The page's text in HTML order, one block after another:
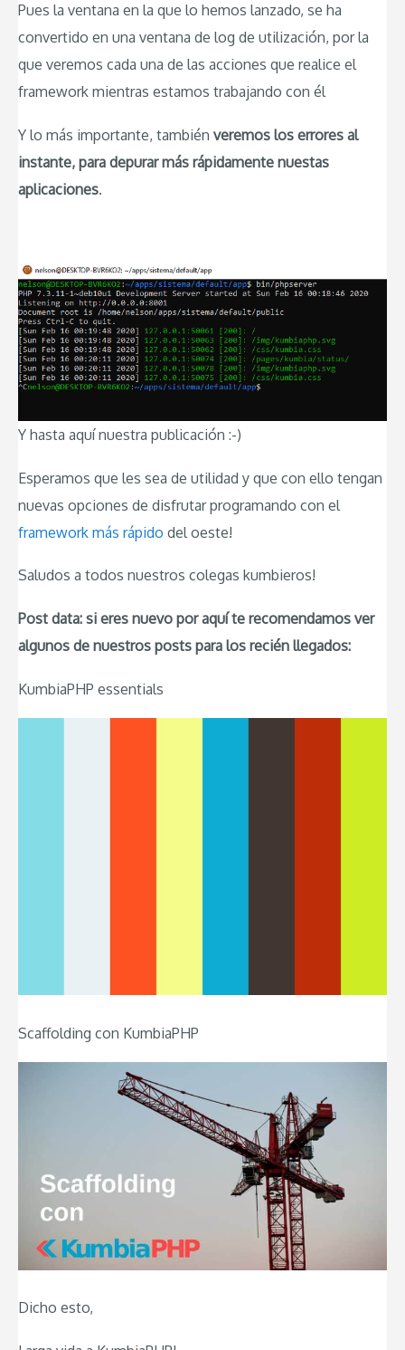
Pues la ventana en la que lo hemos lanzado, se ha
convertido en una ventana de log de utilización, por la
que veremos cada una de las acciones que realice el
framework mientras estamos trabajando con él
Y lo más importante, también veremos los errores al
instante, para depurar más rápidamente nuestas
aplicaciones.
Y hasta aquí nuestra publicación :-)
Esperamos que les sea de utilidad y que con ello tengan
nuevas opciones de disfrutar programando con el
framework más rápido del oeste!
Saludos a todos nuestros colegas kumbieros!
Post data: si eres nuevo por aquí te recomendamos ver
algunos de nuestros posts para los recién llegados:
KumbiaPHP essentials
Scaffolding con KumbiaPHP
Dicho esto,